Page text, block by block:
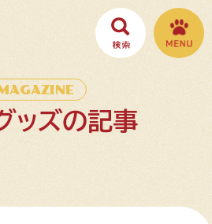
MAGAZINE
ッズの記事